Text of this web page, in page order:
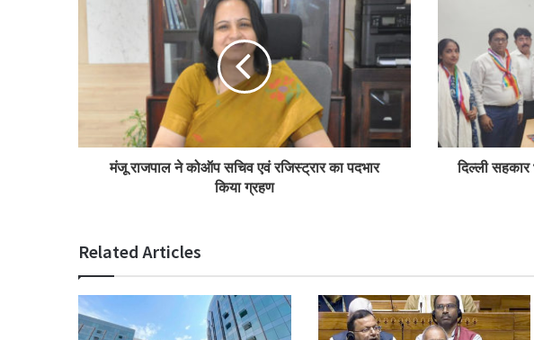
मंजू राजपाल ने कोऑप सचिव एवं रजिस्ट्रार का पदभार
किया ग्रहण
दिल्ली
Related Articles